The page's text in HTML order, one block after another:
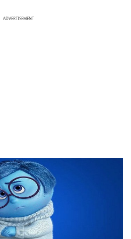
ADVERTISEMENT